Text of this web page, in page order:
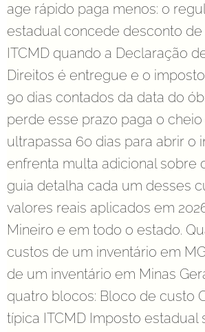
age rápido paga menos: o
estadual concede desconto de
ITCMD quando a Declaração
Direitos é entregue e o
90 dias contados da data do
perde esse prazo paga o
ultrapassa 60 dias para abrir o
enfrenta multa adicional sobre
guia detalha cada um desses
valores reais aplicados em
Mineiro e em todo o estado.
custos de um inventário em
de um inventário em Minas
quatro blocos: Bloco de custo
típica ITCMD Imposto estadual